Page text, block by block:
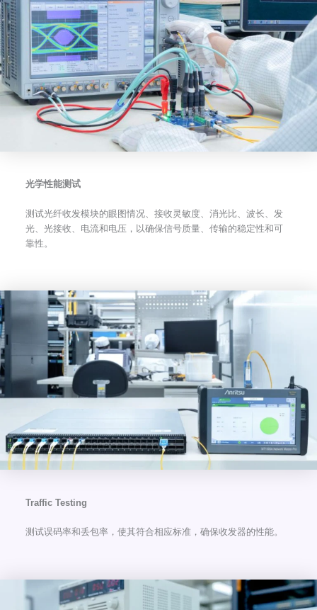
光学性能测试
测试光纤收发模块的眼图情况、接收灵敏度、消光比、波长、发
光、光接收、电流和电压，以确保信号质量、传输的稳定性和可
靠性。
Traffic Testing
测试误码率和丢包率，使其符合相应标准，确保收发器的性能。